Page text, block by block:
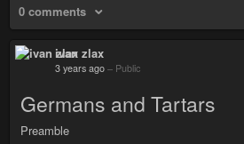
0 comments
ivan zlax
3 years ago – Public
Germans and Tartars
Preamble